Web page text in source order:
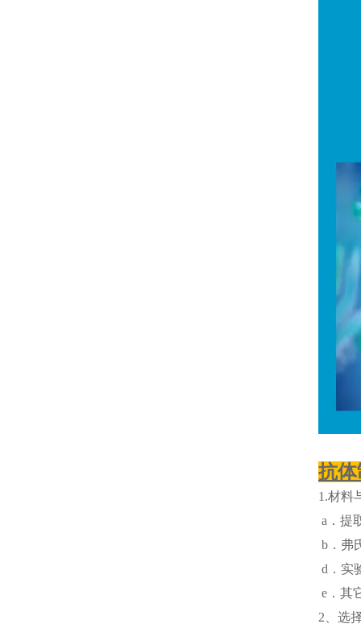
抗
1.材料
a．提
b．弗
d．实
e．其
2、选